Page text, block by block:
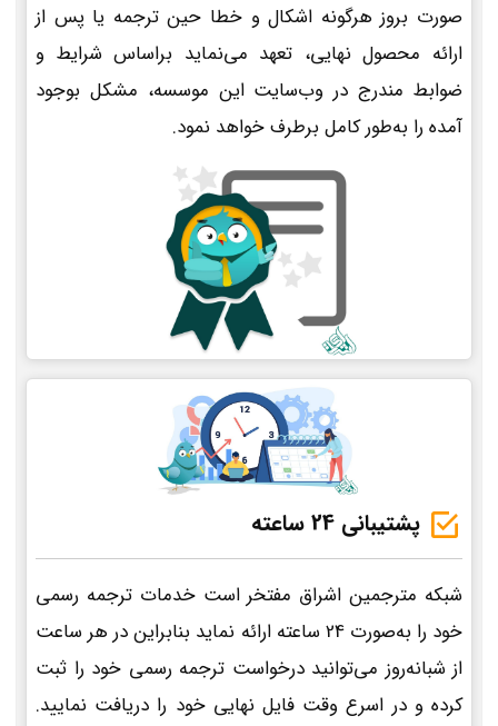
صورت بروز هرگونه اشکال و خطا حین ترجمه یا پس از
ارائه محصول نهایی، تعهد می‌نماید براساس شرایط و
ضوابط مندرج در وب‌سایت این موسسه، مشکل بوجود
آمده را به‌طور کامل برطرف خواهد نمود.
پشتیبانی 24 ساعته
شبکه مترجمین اشراق مفتخر است خدمات ترجمه رسمی
خود را به‌صورت 24 ساعته ارائه نماید بنابراین در هر ساعت
از شبانه‌روز می‌توانید درخواست ترجمه رسمی خود را ثبت
کرده و در اسرع وقت فایل نهایی خود را دریافت نمایید.